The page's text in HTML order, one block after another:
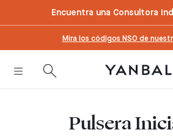
Encuentra una Consultora
Mira los códigos NSO de
Pulsera